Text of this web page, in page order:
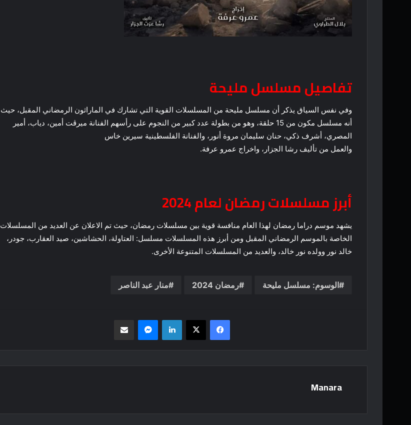
تفاصيل مسلسل مليحة
وفي نفس السياق يذكر أن مسلسل مليحة من المسلسلات القوية التي تشارك في الماراثون الرمضاني المقبل، حيث
أنه مسلسل مكون من 15 حلقة، وهو من بطولة عدد كبير من النجوم على رأسهم الفنانة ميرڤت أمين، دياب، أمير
المصري، أشرف ذكي، حنان سليمان مروة أنور، والفنانة الفلسطينية سيرين خاس
والعمل من تأليف رشا الجزار، واخراج عمرو عرفة.
أبرز مسلسلات رمضان لعام 2024
يشهد موسم دراما رمضان لهذا العام منافسة قوية بين مسلسلات رمضان، حيث تم الاعلان عن العديد من المسلسلات
الخاصة بالموسم الرمضاني المقبل ومن أبرز هذه المسلسلات مسلسل: العتاولة، الحشاشين، صيد العقارب، جودر،
خالد نور وولده نور خالد، والعديد من المسلسلات المتنوعة الأخرى.
الوسوم: مسلسل مليحة رمضان 2024 منار عبد الناصر
فيسبوك لينكدإن
Manara